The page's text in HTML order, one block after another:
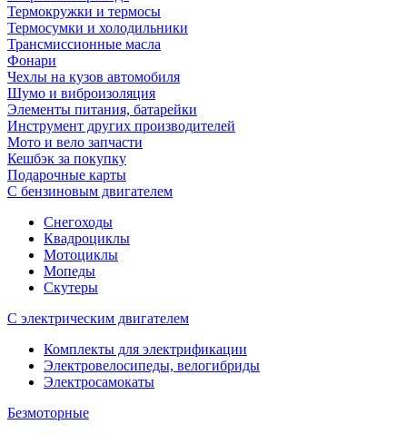
Термокружки и термосы
Термосумки и холодильники
Трансмиссионные масла
Фонари
Чехлы на кузов автомобиля
Шумо и виброизоляция
Элементы питания, батарейки
Инструмент других производителей
Мото и вело запчасти
Кешбэк за покупку
Подарочные карты
С бензиновым двигателем
Снегоходы
Квадроциклы
Мотоциклы
Мопеды
Скутеры
С электрическим двигателем
Комплекты для электрификации
Электровелосипеды, велогибриды
Электросамокаты
Безмоторные